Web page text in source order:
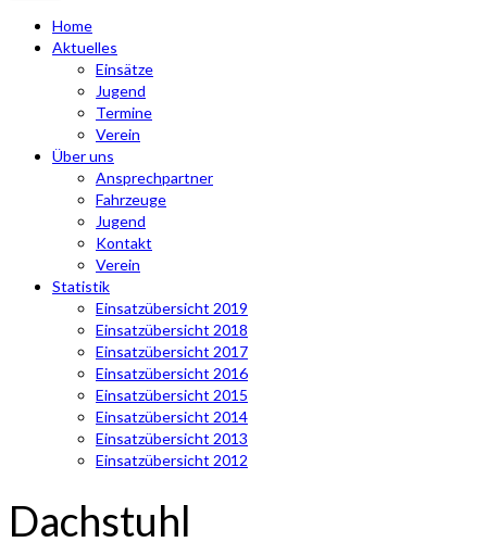
Home
Aktuelles
Einsätze
Jugend
Termine
Verein
Über uns
Ansprechpartner
Fahrzeuge
Jugend
Kontakt
Verein
Statistik
Einsatzübersicht 2019
Einsatzübersicht 2018
Einsatzübersicht 2017
Einsatzübersicht 2016
Einsatzübersicht 2015
Einsatzübersicht 2014
Einsatzübersicht 2013
Einsatzübersicht 2012
Dachstuhl